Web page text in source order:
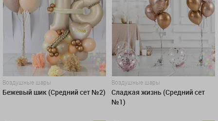
Воздушные шары
Бежевый шик (Средний сет №2)
Воздушные шары
Сладкая жизнь (Средний сет
№1)